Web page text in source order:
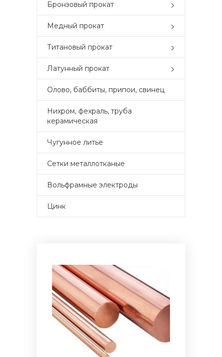
Бронзовый прокат
Медный прокат
Титановый прокат
Латунный прокат
Олово, баббиты, припои, свинец
Нихром, фехраль, труба
керамическая
Чугунное литье
Сетки металлотканые
Вольфрамные электроды
Цинк